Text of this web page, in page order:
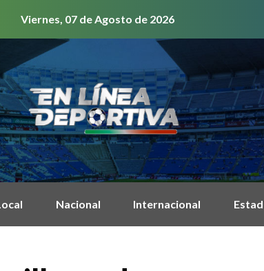
Viernes, 07 de Agosto de 2026
Nacional Internacional